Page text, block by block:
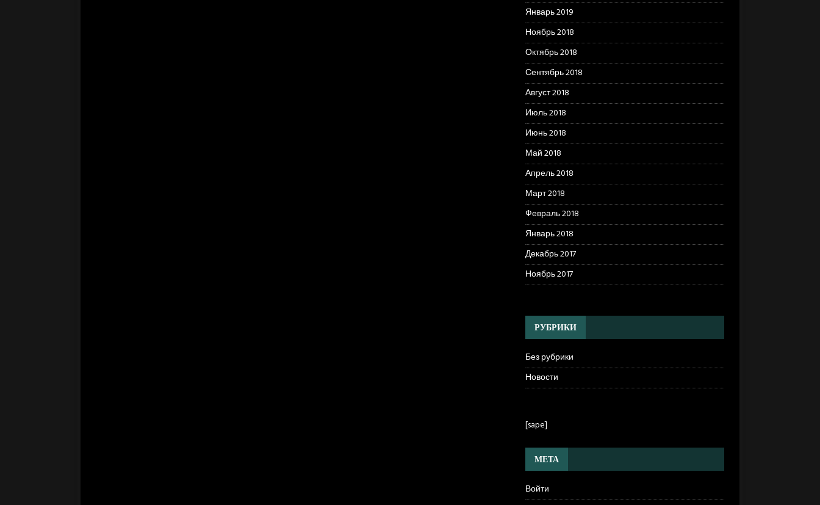
Январь 2019
Ноябрь 2018
Октябрь 2018
Сентябрь 2018
Август 2018
Июль 2018
Июнь 2018
Май 2018
Апрель 2018
Март 2018
Февраль 2018
Январь 2018
Декабрь 2017
Ноябрь 2017
РУБРИКИ
Без рубрики
Новости
[sape]
МЕТА
Войти